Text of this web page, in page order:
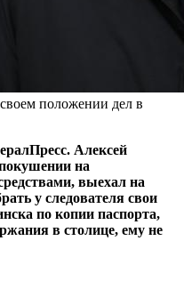
положении дел в
Алексей
на
выехал на
у следователя свои
по копии паспорта,
в столице, ему не